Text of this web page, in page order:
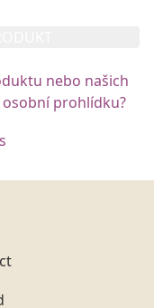
nebo našich
osobní prohlídku?